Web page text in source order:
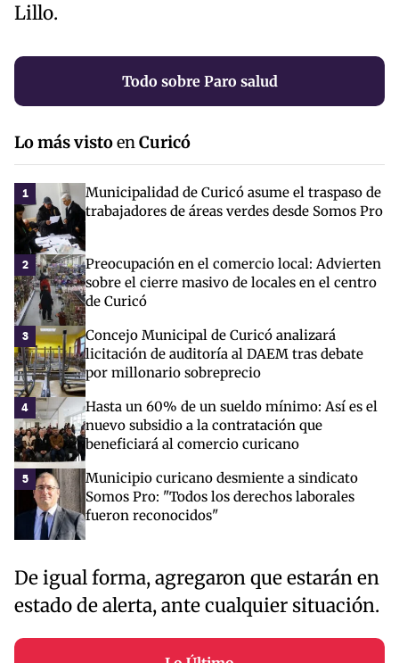
Lillo.
Todo sobre Paro salud
Lo más vistoenCuricó
1
Municipalidad de Curicó asume el traspaso de
trabajadores de áreas verdes desde Somos Pro
2
Preocupación en el comercio local: Advierten
sobre el cierre masivo de locales en el centro
de Curicó
3
Concejo Municipal de Curicó analizará
licitación de auditoría al DAEM tras debate
por millonario sobreprecio
4
Hasta un 60% de un sueldo mínimo: Así es el
nuevo subsidio a la contratación que
beneficiará al comercio curicano
5
Municipio curicano desmiente a sindicato
Somos Pro: "Todos los derechos laborales
fueron reconocidos"
De igual forma, agregaron que estarán en
estado de alerta, ante cualquier situación.